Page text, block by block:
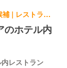
イタリアン, 洋食・西洋料理 | 料理長・料理長候補 | レストラングループ 天満橋エリア ホテル内レストラン
のホテル内
レストラン